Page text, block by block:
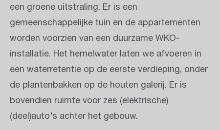
een groene uitstraling. Er is een
gemeenschappelijke tuin en de appartementen
worden voorzien van een duurzame WKO-
installatie. Het hemelwater laten we afvoeren in
een waterretentie op de eerste verdieping, onder
de plantenbakken op de houten galerij. Er is
bovendien ruimte voor zes (elektrische)
(deel)auto’s achter het gebouw.